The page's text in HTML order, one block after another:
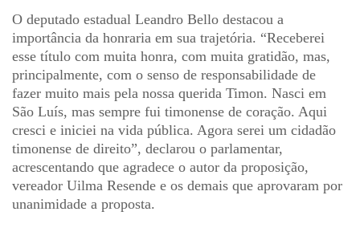
O deputado estadual Leandro Bello destacou a
importância da honraria em sua trajetória. “Receberei
esse título com muita honra, com muita gratidão, mas,
principalmente, com o senso de responsabilidade de
fazer muito mais pela nossa querida Timon. Nasci em
São Luís, mas sempre fui timonense de coração. Aqui
cresci e iniciei na vida pública. Agora serei um cidadão
timonense de direito”, declarou o parlamentar,
acrescentando que agradece o autor da proposição,
vereador Uilma Resende e os demais que aprovaram por
unanimidade a proposta.